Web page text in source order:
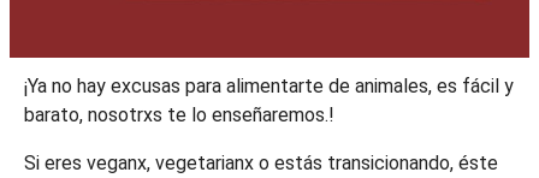
¡Ya no hay excusas para alimentarte de animales, es fácil y
barato, nosotrxs te lo enseñaremos.!
Si eres veganx, vegetarianx o estás transicionando, éste